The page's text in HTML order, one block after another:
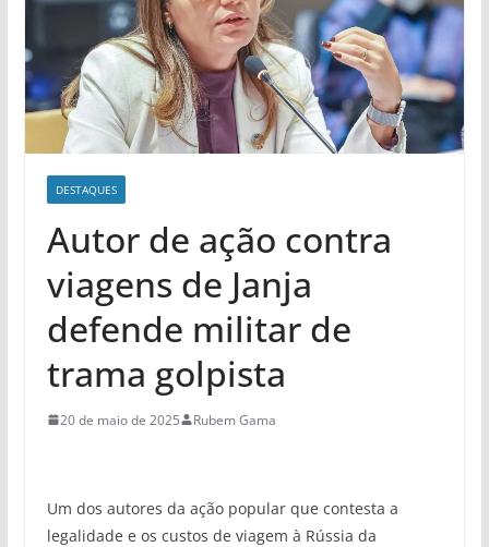
DESTAQUES
Autor de ação contra
viagens de Janja
defende militar de
trama golpista
20 de maio de 2025 Rubem Gama
Um dos autores da ação popular que contesta a
legalidade e os custos de viagem à Rússia da